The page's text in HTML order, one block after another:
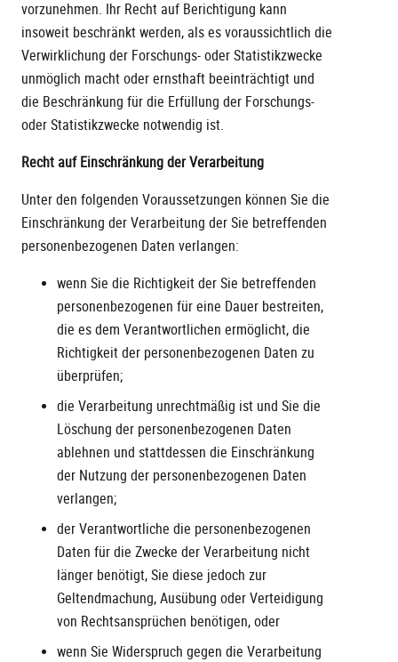
vorzunehmen. Ihr Recht auf Berichtigung kann
insoweit beschränkt werden, als es voraussichtlich die
Verwirklichung der Forschungs- oder Statistikzwecke
unmöglich macht oder ernsthaft beeinträchtigt und
die Beschränkung für die Erfüllung der Forschungs-
oder Statistikzwecke notwendig ist.
Recht auf Einschränkung der Verarbeitung
Unter den folgenden Voraussetzungen können Sie die
Einschränkung der Verarbeitung der Sie betreffenden
personenbezogenen Daten verlangen:
wenn Sie die Richtigkeit der Sie betreffenden
personenbezogenen für eine Dauer bestreiten,
die es dem Verantwortlichen ermöglicht, die
Richtigkeit der personenbezogenen Daten zu
überprüfen;
die Verarbeitung unrechtmäßig ist und Sie die
Löschung der personenbezogenen Daten
ablehnen und stattdessen die Einschränkung
der Nutzung der personenbezogenen Daten
verlangen;
der Verantwortliche die personenbezogenen
Daten für die Zwecke der Verarbeitung nicht
länger benötigt, Sie diese jedoch zur
Geltendmachung, Ausübung oder Verteidigung
von Rechtsansprüchen benötigen, oder
wenn Sie Widerspruch gegen die Verarbeitung